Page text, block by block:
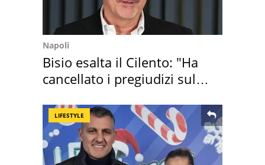
Napoli
Bisio esalta il Cilento: "Ha
cancellato i pregiudizi sul
LIFESTYLE